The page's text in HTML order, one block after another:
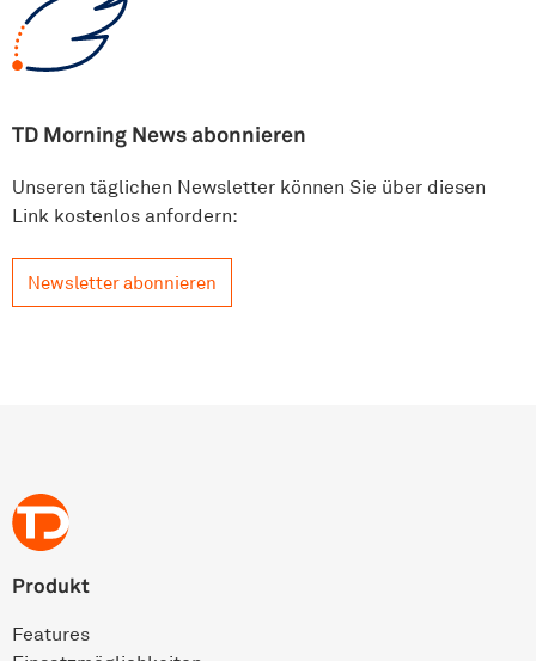
TD Morning News abonnieren
Unseren täglichen Newsletter können Sie über diesen
Link kostenlos anfordern:
Newsletter abonnieren
Produkt
Features